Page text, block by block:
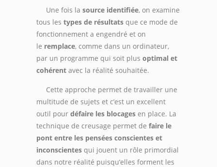
Une fois la source identifiée, on examine
tous les types de résultatsque ce mode de
fonctionnement a engendré et on
le remplace, comme dans un ordinateur,
par un programme qui soit plus optimal et
cohérentavec la réalité souhaitée.
Cette approche permet de travailler une
multitude de sujets et c’est un excellent
outil pour défaire les blocagesen place. La
technique de creusage permet de faire le
pont entre les pensées conscientes et
inconscientesqui jouent un rôle primordial
dans notre réalité puisqu’elles forment les